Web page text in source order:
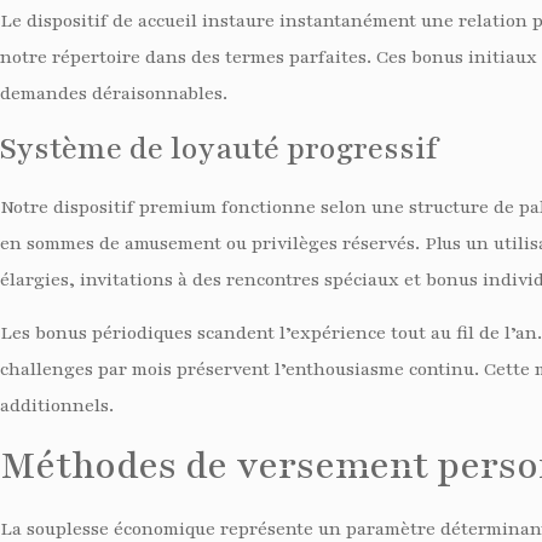
Le dispositif de accueil instaure instantanément une relation
notre répertoire dans des termes parfaites. Ces bonus
demandes déraisonnables.
Système de loyauté progressif
Notre dispositif premium fonctionne selon une structure de
en sommes de amusement ou privilèges réservés. Plus un
élargies, invitations à des rencontres spéciaux et bonus
Les bonus périodiques scandent l’expérience tout au fil de
challenges par mois préservent l’enthousiasme continu.
additionnels.
Méthodes de versement
La souplesse économique représente un paramètre